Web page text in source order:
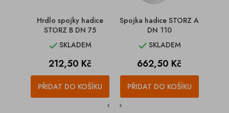
Hrdlo spojky hadice
STORZ B DN 75
SKLADEM
Cena
212,50 Kč
PŘIDAT DO KOŠÍKU
Spojka hadice STORZ A
DN 110
SKLADEM
Cena
662,50 Kč
PŘIDAT DO KOŠÍKU